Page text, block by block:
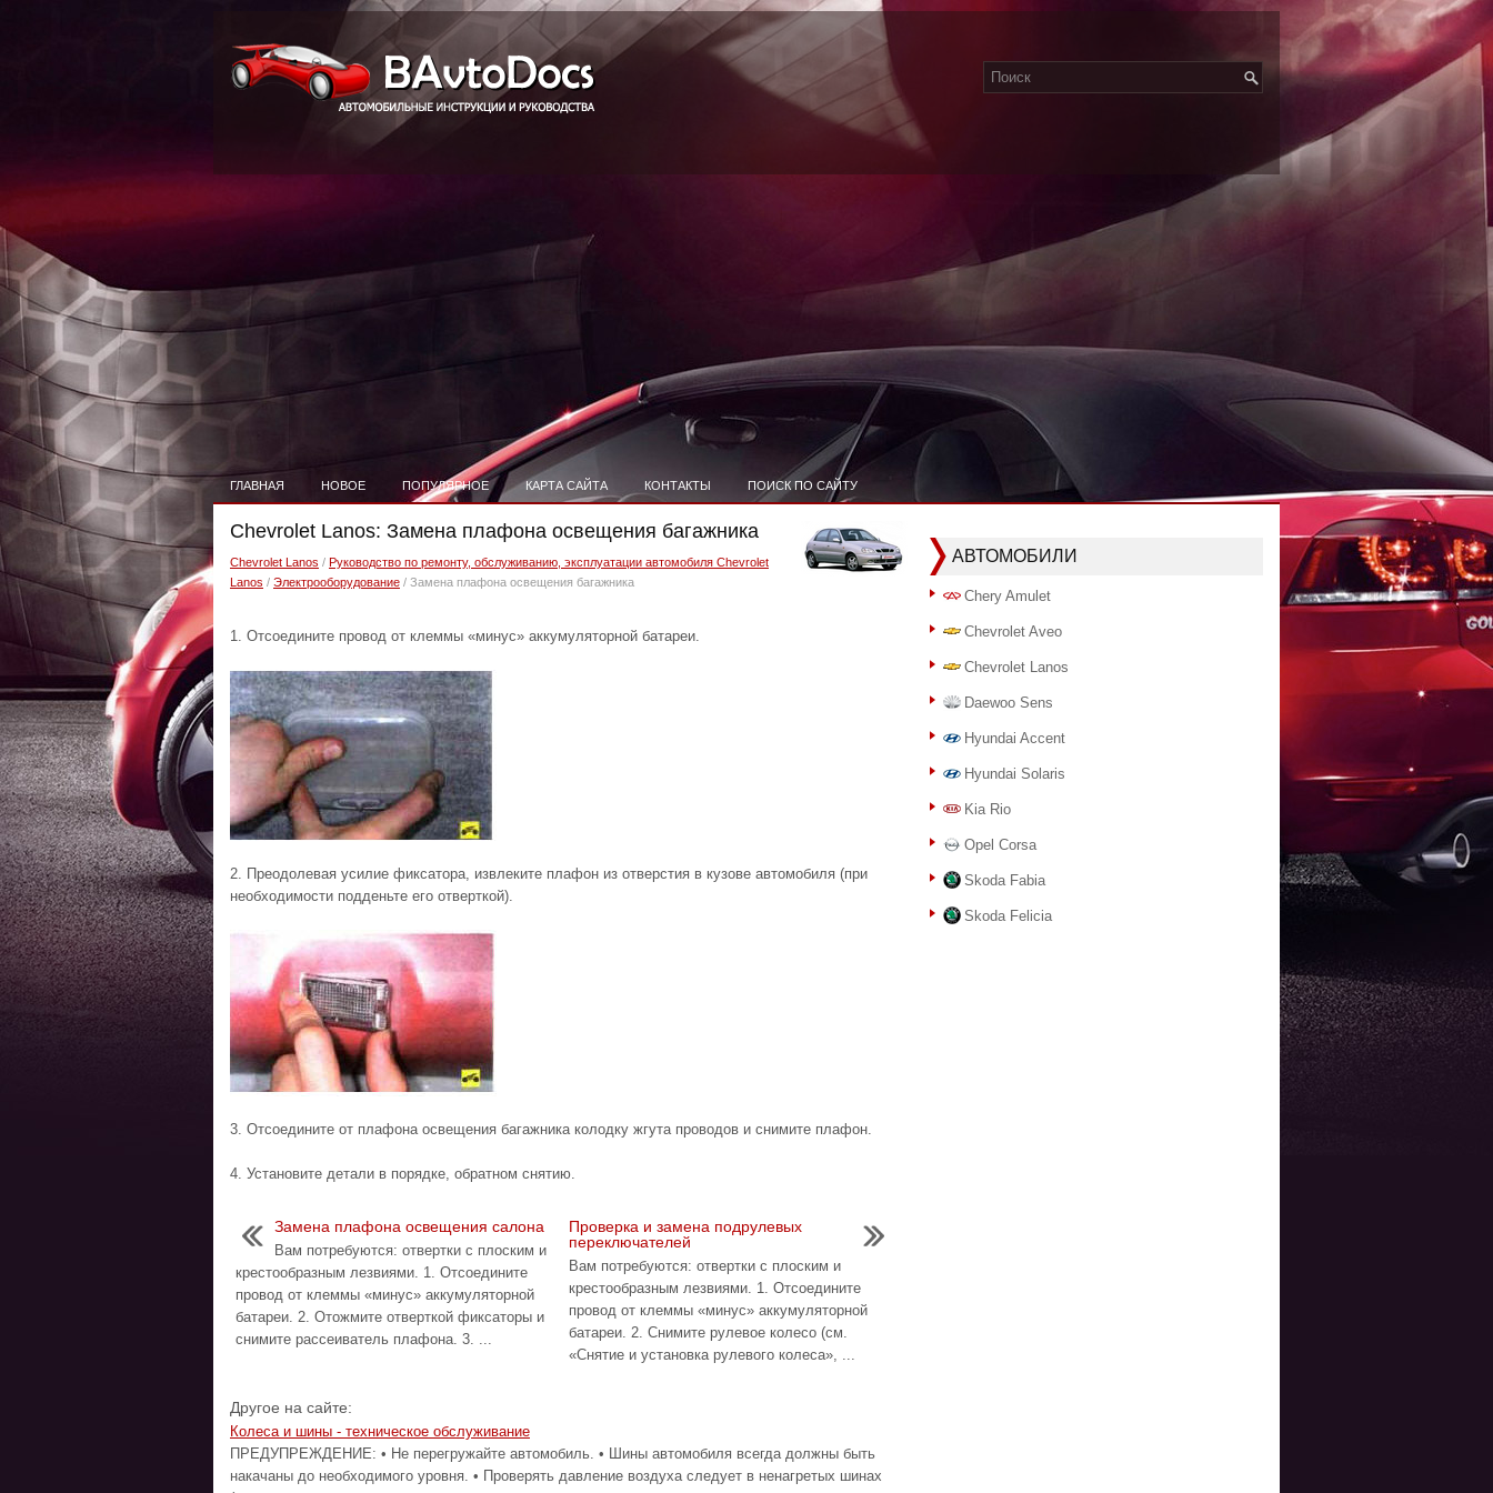
ГЛАВНАЯ НОВОЕ ПОПУЛЯРНОЕ КАРТА САЙТА КОНТАКТЫ ПОИСК ПО САЙТУ
Chevrolet Lanos: Замена плафона освещения багажника
Chevrolet Lanos / Руководство по ремонту, обслуживанию, эксплуатации автомобиля Chevrolet
Lanos / Электрооборудование / Замена плафона освещения багажника
1. Отсоедините провод от клеммы «минус» аккумуляторной батареи.
2. Преодолевая усилие фиксатора, извлеките плафон из отверстия в кузове автомобиля (при
необходимости подденьте его отверткой).
3. Отсоедините от плафона освещения багажника колодку жгута проводов и снимите плафон.
4. Установите детали в порядке, обратном снятию.
Замена плафона освещения салона
Вам потребуются: отвертки с плоским и
крестообразным лезвиями. 1. Отсоедините
провод от клеммы «минус» аккумуляторной
батареи. 2. Отожмите отверткой фиксаторы и
снимите рассеиватель плафона. 3. ...
Проверка и замена подрулевых
переключателей
Вам потребуются: отвертки с плоским и
крестообразным лезвиями. 1. Отсоедините
провод от клеммы «минус» аккумуляторной
батареи. 2. Снимите рулевое колесо (см.
«Снятие и установка рулевого колеса», ...
Другое на сайте:
Колеса и шины - техническое обслуживание
ПРЕДУПРЕЖДЕНИЕ: • Не перегружайте автомобиль. • Шины автомобиля всегда должны быть
накачаны до необходимого уровня. • Проверять давление воздуха следует в ненагретых шинах
АВТОМОБИЛИ
Chery Amulet
Chevrolet Aveo
Chevrolet Lanos
Daewoo Sens
Hyundai Accent
Hyundai Solaris
Kia Rio
Opel Corsa
Skoda Fabia
Skoda Felicia